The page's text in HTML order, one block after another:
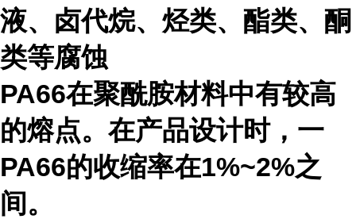
液、卤代烷、烃类、酯类、酮
类等腐蚀
PA66在聚酰胺材料中有较高
的熔点。在产品设计时，一
PA66的收缩率在1%~2%之
间。